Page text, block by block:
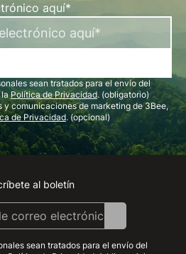
aquí*
sean tratados para el envío del
laPolítica de Privacidad. (obligatorio)
y comunicaciones de marketing de 3Bee,
de Privacidad. (opcional)
Instagram
Facebook
Linkedin
Youtube
al boletín
sean tratados para el envío del